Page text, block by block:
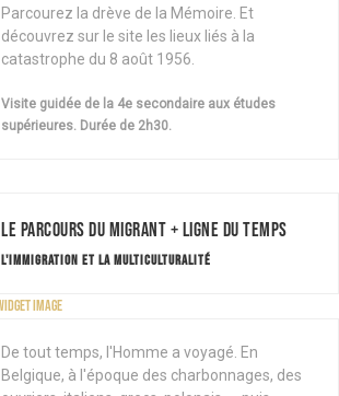
Parcourez la drève de la Mémoire. Et
découvrez sur le site les lieux liés à la
catastrophe du 8 août 1956.
Visite guidée de la 4e secondaire aux études
supérieures. Durée de 2h30.
Le parcours du migrant + ligne du temps
L'IMMIGRATION ET LA MULTICULTURALITÉ
De tout temps, l'Homme a voyagé. En
Belgique, à l'époque des charbonnages, des